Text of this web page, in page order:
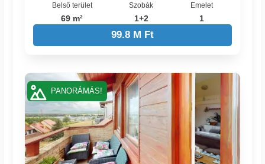
Belső terület
69 m²
Szobák
1+2
Emelet
1
99.8 M Ft
PANORÁMÁS!